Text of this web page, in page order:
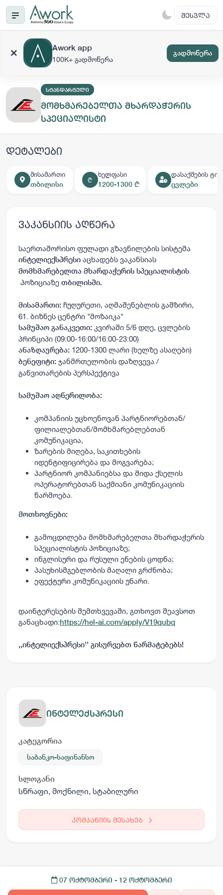
ᲨᲔᲡᲕᲚᲐ
Awork app
100K+ გადმოწერა
გადმოწერა
ᲡᲢᲐᲜᲓᲐᲠᲢᲣᲚᲘ
მომხმარებელთა მხარდაჭერის
სპეციალისტი
დეტალები
მისამართი
თბილისი
₾
ხელფასი
1200-1300 ₾
დასაქმების
ცვლები
ვაკანსიის აღწერა
საერთაშორისო ფულადი გზავნილების სისტემა
ინტელიექსპრესი აცხადებს ვაკანსიას
მომხმარებელთა მხარდაჭერის სპეციალისტის
პოზიციაზე თბილისში.
მისამართი: ჩუღურეთი, აღმაშენებლის გამზირი,
61. ბიზნეს ცენტრი "მოზაიკა"
სამუშაო განაკვეთი: კვირაში 5/6 დღე, ცვლების
პრინციპი (09:00-16:00/16:00-23:00)
ანაზღაურება: 1200-1300 ლარი (ხელზე ასაღები)
ბენეფიტი: ჯანმრთელობის დაზღვევა /
განვითარების პერსპექტივა
სამუშაო აღწერილობა:
კომპანიის უცხოენოვან პარტნიორებთან/
ფილიალებთან/მომხმარებლებთან
კომუნიკაცია,
ზარების მიღება, საკითხების
იდენტიფიცირება და მოგვარება;
პარტნიორ კომპანიებსა და შიდა ქსელის
ოპერატორებთან საქმიანი კომუნიკაციის
წარმოება.
მოთხოვნები:
გამოცდილება მომხმარებელთა მხარდაჭერის
სპეციალისტის პოზიციაზე;
ინგლისური და რუსული ენების ცოდნა;
პასუხისმგებლობის მაღალი გრძნობა;
ეფექტური კომუნიკაციის უნარი.
დაინტერესების შემთხვევაში, გთხოვთ შეავსოთ
განაცხადი:https://hel-ai.com/apply/V19qubq
,,ინტელიექსპრესი’’ გისურვებთ წარმატებებს!
ინტელექსპრესი
კატეგორია
საბანკო-საფინანსო
სლოგანი
სწრაფი, მოქნილი, სტაბილური
კომპანიის შესახებ
07 ოქტომბერი - 12 ოქტომბერი